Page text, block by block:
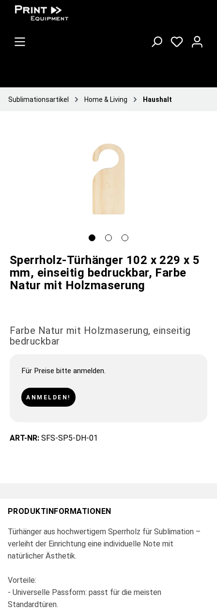
Sublimationsartikel Home & Living Haushalt
Sperrholz-Türhänger 102 x 229 x 5
mm, einseitig bedruckbar, Farbe
Natur mit Holzmaserung
Farbe Natur mit Holzmaserung, einseitig
bedruckbar
Für Preise bitte anmelden.
ANMELDEN!
ART-NR: SFS-SP5-DH-01
PRODUKTINFORMATIONEN
Türhänger aus hochwertigem Sperrholz für Sublimation –
verleiht der Einrichtung eine individuelle Note mit
natürlicher Ästhetik.
Vorteile:
- Universelle Passform: passt für die meisten
Standardtüren.